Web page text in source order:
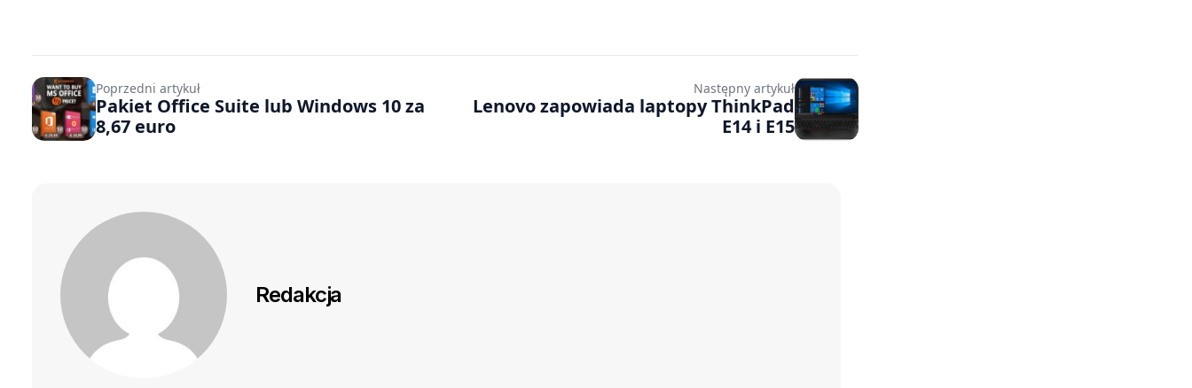
Poprzedni artykuł
Pakiet Office Suite lub Windows 10 za
8,67 euro
Następny artykuł
Lenovo zapowiada laptopy ThinkPad
E14 i E15
Redakcja